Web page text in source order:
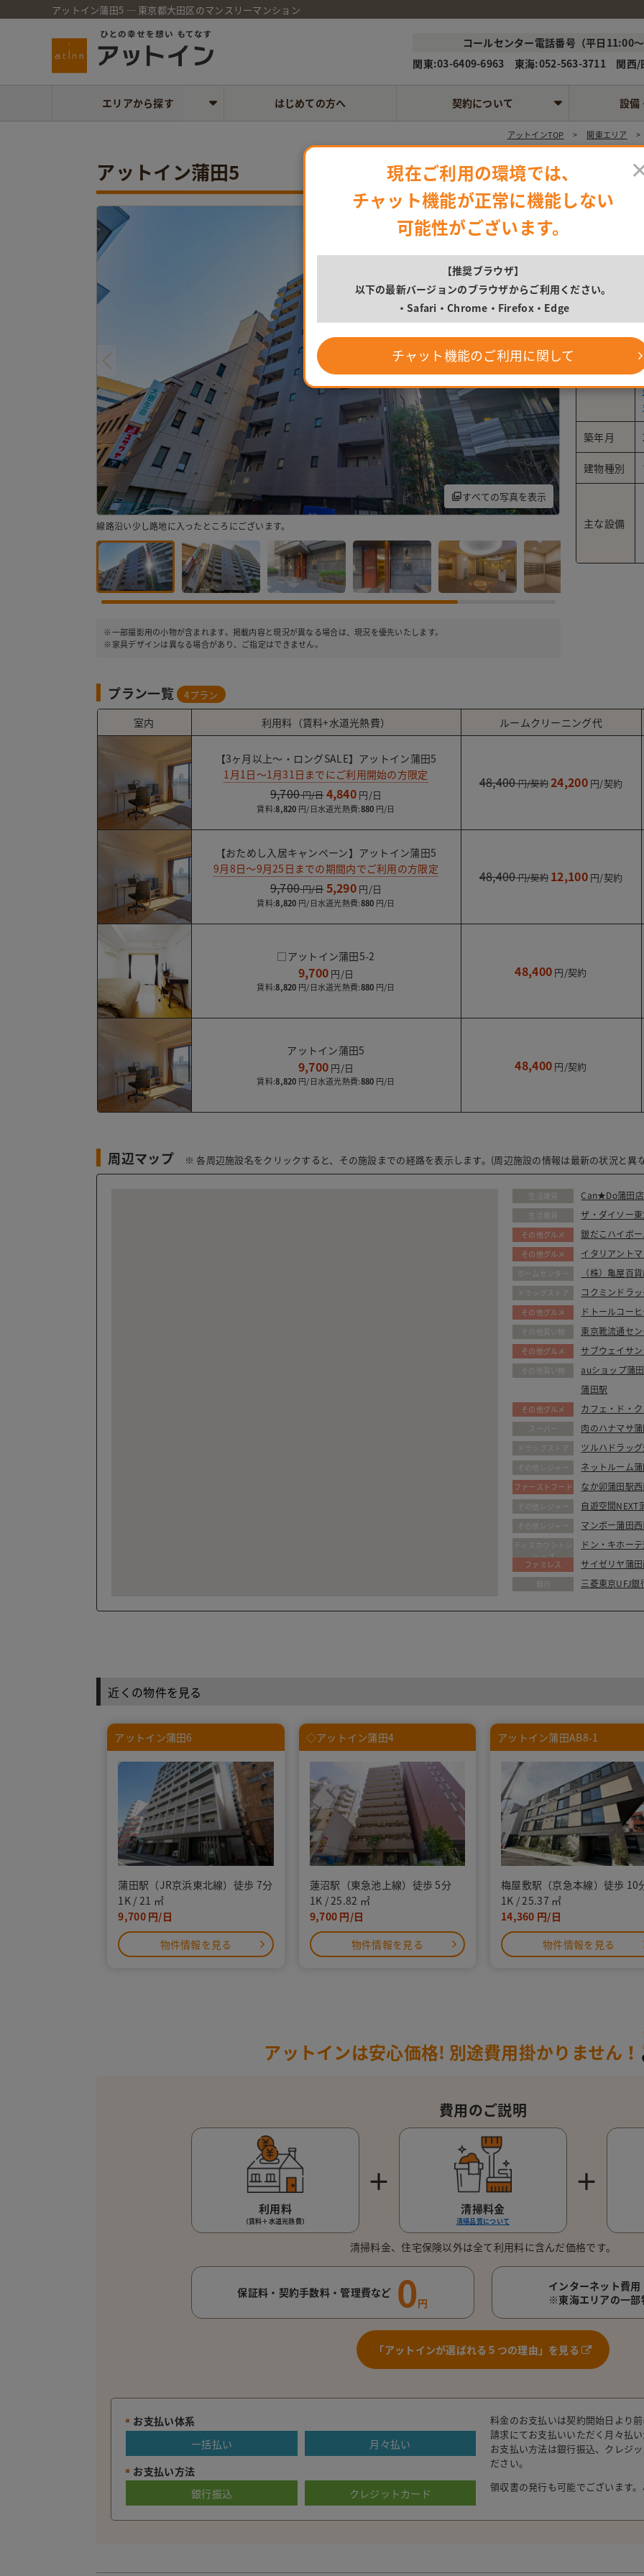
アットイン蒲田5 ─ 東京都大田区のマンスリーマンション
コールセンター電話番号（平日11:00
関東:03-6409-6963 東海:052-563-3711 関西/
エリアから探す はじめての方へ 契約について 設備
アットインTOP 関東エリア
アットイン蒲田5
すべての写真を表示
線路沿い少し路地に入ったところにございます。 グレーベースの大
※一部撮影用の小物が含まれます。掲載内容と現況が異なる場合は、現況を優先いたします。
※家具デザインは異なる場合があり、ご指定はできません。
住所
交通
築年月
建物種別
主な設備
プラン一覧 4プラン
室内 利用料（賃料+水道光熱費） ルームクリーニング代
【3ヶ月以上～・ロングSALE】アットイン蒲田5
1月1日～1月31日までにご利用開始の方限定
9,700 4,840
賃料:8,820 水道光熱費:880
48,400 24,200
【おためし入居キャンペーン】アットイン蒲田5
9月8日～9月25日までの期間内でご利用の方限定
9,700 5,290
賃料:8,820 水道光熱費:880
48,400 12,100
□アットイン蒲田5-2
9,700
賃料:8,820 水道光熱費:880
48,400
アットイン蒲田5
9,700
賃料:8,820 水道光熱費:880
48,400
周辺マップ ※ 各周辺施設名をクリックすると、その施設までの経路を表示します。(周辺施設の情報は最新の状況と異
生活雑貨 Can★Do蒲田店
生活雑貨 ザ・ダイソー
その他グルメ 銀だこハイボ
その他グルメ イタリアント
ホームセンター （株）亀屋百
ドラッグストア コクミンドラ
その他グルメ ドトールコー
その他買い物 東京靴流通セ
その他グルメ サブウェイサ
その他買い物 auショップ蒲
蒲田駅
その他グルメ カフェ・ド・
スーパー 肉のハナマサ
ドラッグストア ツルハドラッ
その他レジャー ネットルーム
ファーストフード なか卯蒲田駅
その他レジャー 自遊空間NEXT
その他レジャー マンボー蒲田
ディスカウントシ
ョップ
ドン・キホー
ファミレス サイゼリヤ蒲
銀行 三菱東京UFJ銀
近くの物件を見る
アットイン蒲田6
蒲田駅（JR京浜東北線）徒歩 7分
1K
21
9,700
物件情報を見る
◇アットイン蒲田4
蓮沼駅（東急池上線）徒歩 5分
1K
25.82
9,700
物件情報を見る
アットイン蒲田AB8-1
梅屋敷駅（京急本線）徒歩 10
1K
25.37
14,360
物件情報を見る
アットインは安心価格! 別途費用掛かりません！
費用のご説明
利用料
（賃料＋水道光熱費）
＋
清掃料金
清掃品質について
＋
清掃料金、住宅保険以外は全て利用料に含んだ価格です。
保証料・契約手数料・管理費など 0円
インターネット費用
※東海エリアの一部
「アットインが選ばれる５つの理由」を見る
お支払い体系
一括払い
月々払い
お支払い方法
銀行振込
クレジットカード
料金のお支払いは契約開始日より
請求にてお支払いいただく月々払
お支払い方法は銀行振込、クレジ
ださい。
領収書の発行も可能でございます
現在ご利用の環境では、
チャット機能が正常に機能しない
可能性がございます。
【推奨ブラウザ】
以下の最新バージョンのブラウザからご利用ください。
・Safari ・Chrome ・Firefox・Edge
チャット機能のご利用に関して